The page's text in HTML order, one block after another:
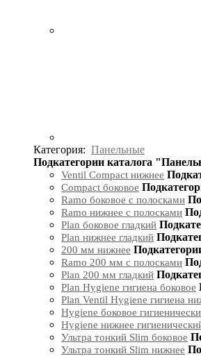
Категория: Панельные
Подкатегории каталога
Ventil Compact нижнее
Compact боковое
Ramo боковое с полосками
Ramo нижнее с полосками
Plan боковое гладкий
Plan нижнее гладкий
200 мм нижнее
Ramo 200 мм с полосками
Plan 200 мм гладкий
Plan Hygiene гигиена боковое
Plan Ventil Hygiene гигиена
Hygiene боковое
Hygiene нижнее
Ультра тонкий Slim боковое
Ультра тонкий Slim нижнее